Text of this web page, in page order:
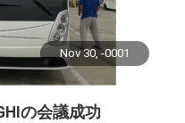
Nov 30, -0001
の会議成功